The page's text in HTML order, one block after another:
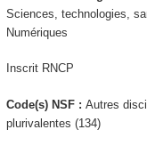
Sciences, technologies,
Numériques
Inscrit RNCP
Code(s) NSF : Autres
plurivalentes (134)